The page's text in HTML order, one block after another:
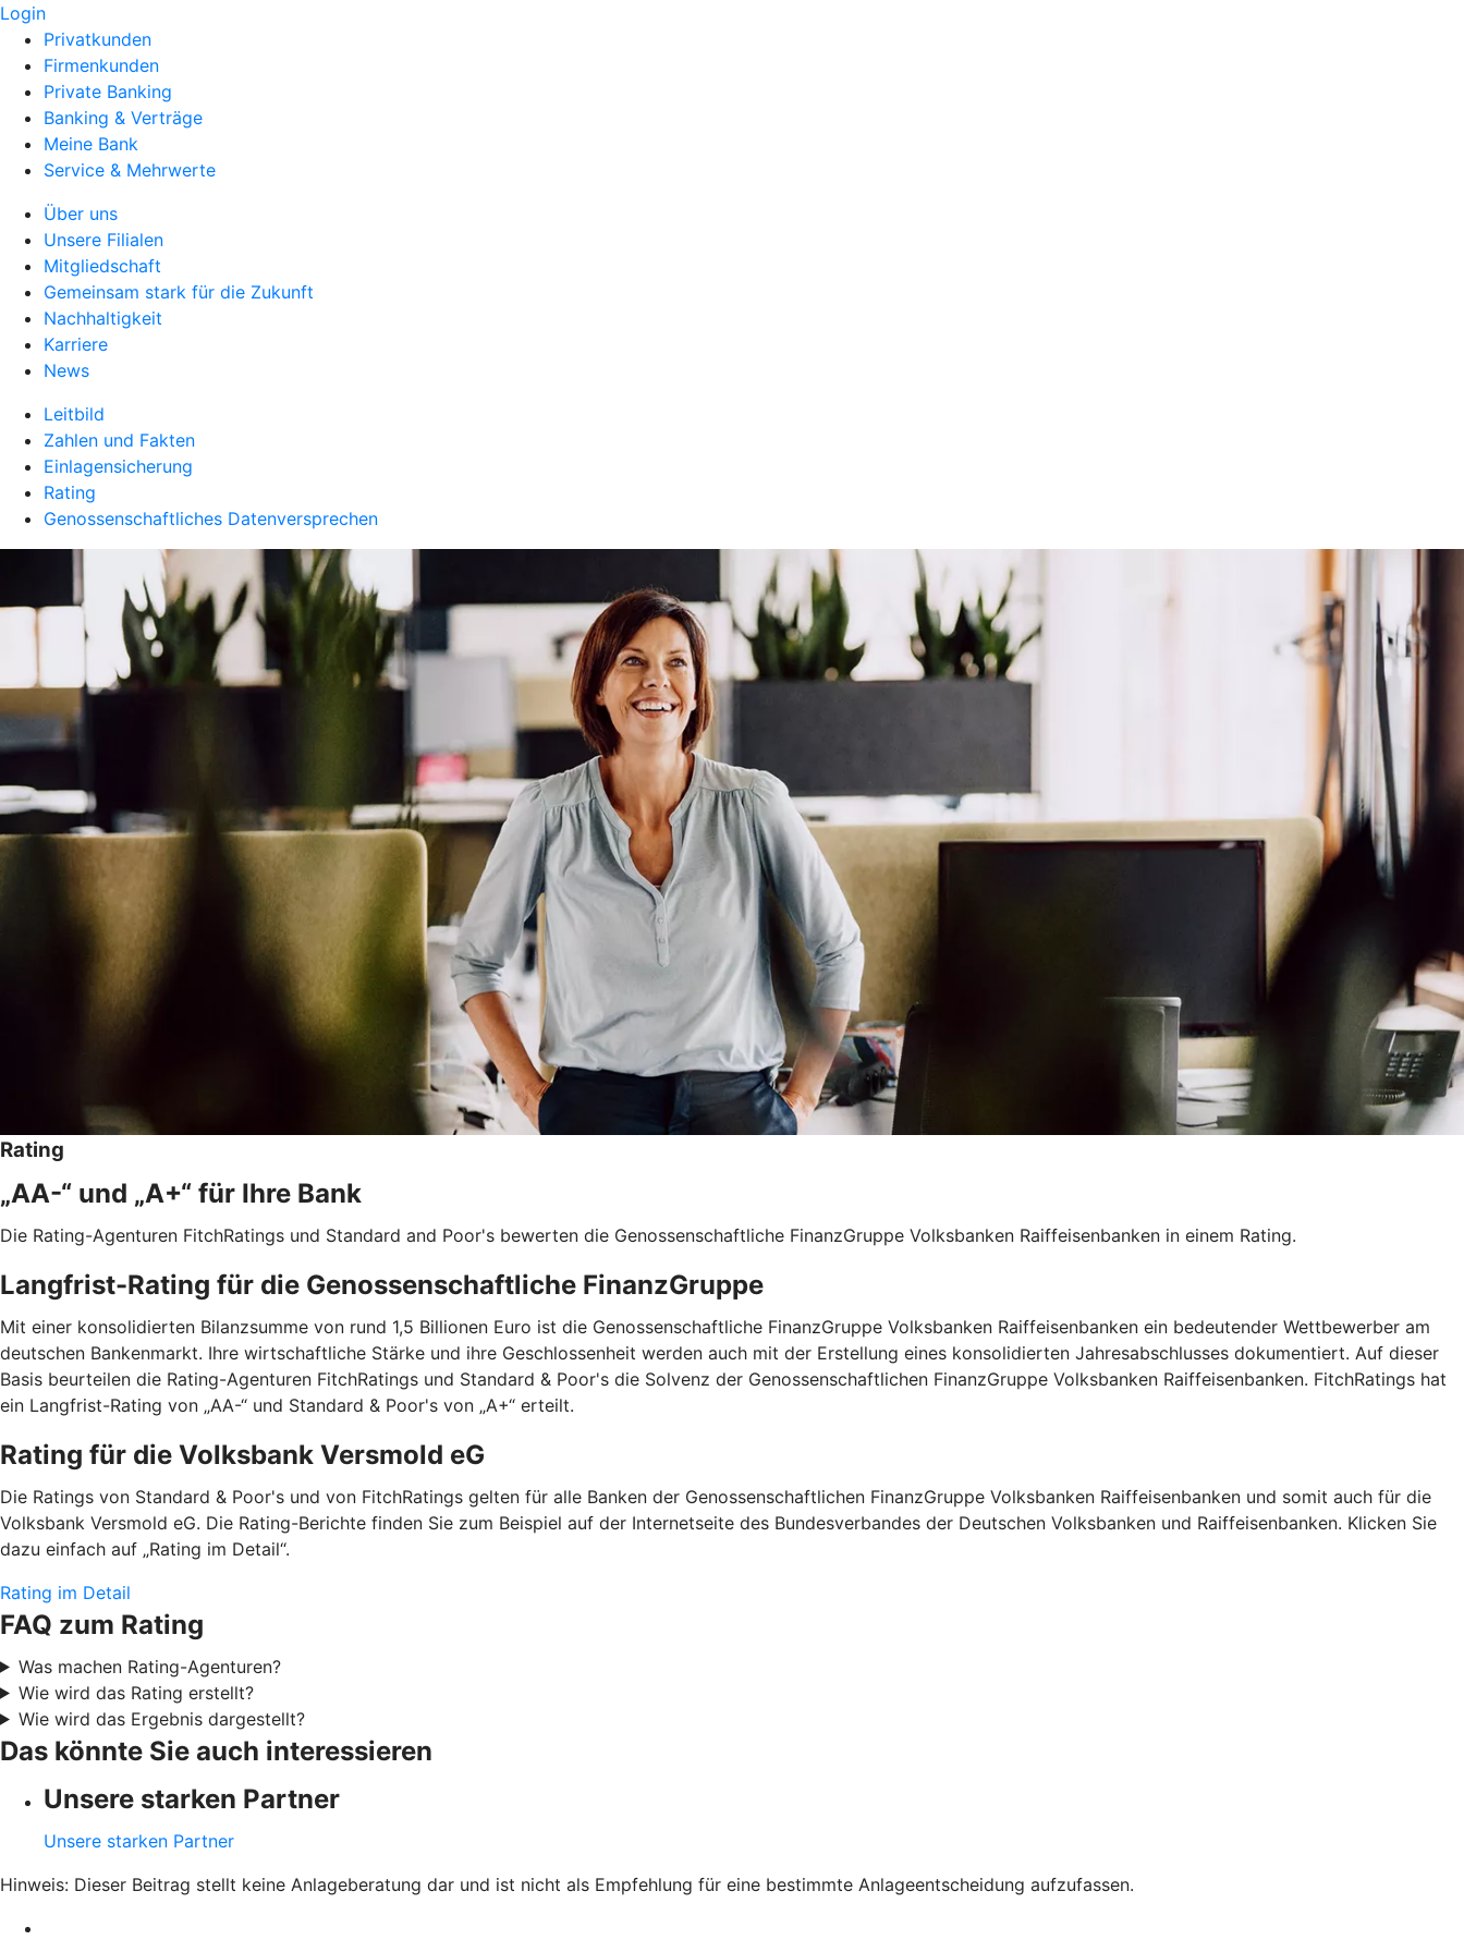
Login
Privatkunden
Firmenkunden
Private Banking
Banking & Verträge
Meine Bank
Service & Mehrwerte
Über uns
Unsere Filialen
Mitgliedschaft
Gemeinsam stark für die Zukunft
Nachhaltigkeit
Karriere
News
Leitbild
Zahlen und Fakten
Einlagensicherung
Rating
Genossenschaftliches Datenversprechen
Rating
„AA-“ und „A+“ für Ihre Bank
Die Rating-Agenturen FitchRatings und Standard and Poor's bewerten die Genossenschaftliche FinanzGruppe Volksbanken Raiffeisenbanken in einem Rating.
Langfrist-Rating für die Genossenschaftliche FinanzGruppe
Mit einer konsolidierten Bilanzsumme von rund 1,5 Billionen Euro ist die Genossenschaftliche FinanzGruppe Volksbanken Raiffeisenbanken ein bedeutender Wettbewerber am
deutschen Bankenmarkt. Ihre wirtschaftliche Stärke und ihre Geschlossenheit werden auch mit der Erstellung eines konsolidierten Jahresabschlusses dokumentiert. Auf dieser
Basis beurteilen die Rating-Agenturen FitchRatings und Standard & Poor's die Solvenz der Genossenschaftlichen FinanzGruppe Volksbanken Raiffeisenbanken. FitchRatings hat
ein Langfrist-Rating von „AA-“ und Standard & Poor's von „A+“ erteilt.
Rating für die Volksbank Versmold eG
Die Ratings von Standard & Poor's und von FitchRatings gelten für alle Banken der Genossenschaftlichen FinanzGruppe Volksbanken Raiffeisenbanken und somit auch für die
Volksbank Versmold eG. Die Rating-Berichte finden Sie zum Beispiel auf der Internetseite des Bundesverbandes der Deutschen Volksbanken und Raiffeisenbanken. Klicken Sie
dazu einfach auf „Rating im Detail“.
Rating im Detail
FAQ zum Rating
Was machen Rating-Agenturen?
Wie wird das Rating erstellt?
Wie wird das Ergebnis dargestellt?
Das könnte Sie auch interessieren
Unsere starken Partner
Unsere starken Partner
Hinweis: Dieser Beitrag stellt keine Anlageberatung dar und ist nicht als Empfehlung für eine bestimmte Anlageentscheidung aufzufassen.